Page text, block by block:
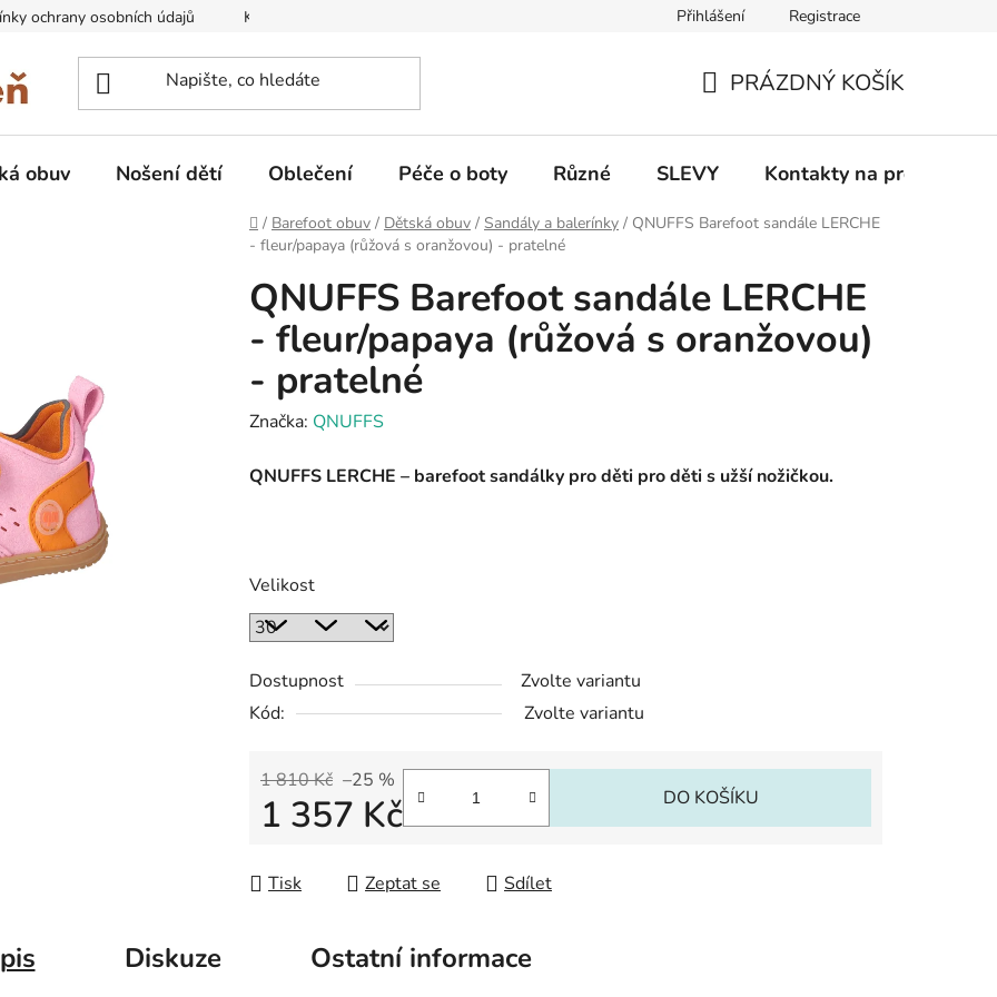
ochrany osobních údajů Kontakty na prodejny Informace k on-line platbám Odstoupení od
Přihlášení Registrace
KOŠÍK
PRÁZDNÝ KOŠÍK
obuv Nošení dětí Oblečení Péče o boty Různé SLEVY Kontakty na prodejny
Domů
/ Barefoot obuv / Dětská obuv / Sandály a balerínky / QNUFFS Barefoot sandále LERCHE
- fleur/papaya (růžová s oranžovou) - pratelné
QNUFFS Barefoot sandále LERCHE
- fleur/papaya (růžová s oranžovou)
- pratelné
Značka: QNUFFS
QNUFFS LERCHE – barefoot sandálky pro děti pro děti s užší nožičkou.
Velikost
Dostupnost
Zvolte variantu
Kód:
Zvolte variantu
1 810 Kč –25 %
1 357 Kč DO KOŠÍKU
Tisk Zeptat se Sdílet
Diskuze Ostatní informace